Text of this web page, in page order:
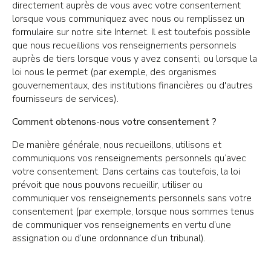
directement auprès de vous avec votre consentement
lorsque vous communiquez avec nous ou remplissez un
formulaire sur notre site Internet. Il est toutefois possible
que nous recueillions vos renseignements personnels
auprès de tiers lorsque vous y avez consenti, ou lorsque la
loi nous le permet (par exemple, des organismes
gouvernementaux, des institutions financières ou d'autres
fournisseurs de services).
Comment obtenons-nous votre consentement ?
De manière générale, nous recueillons, utilisons et
communiquons vos renseignements personnels qu’avec
votre consentement. Dans certains cas toutefois, la loi
prévoit que nous pouvons recueillir, utiliser ou
communiquer vos renseignements personnels sans votre
consentement (par exemple, lorsque nous sommes tenus
de communiquer vos renseignements en vertu d’une
assignation ou d’une ordonnance d’un tribunal).